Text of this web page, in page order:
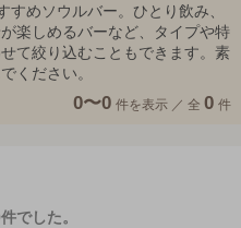
めソウルバー。ひとり飲み、
楽しめるバーなど、タイプや特
て絞り込むこともできます。素
ください。
0〜0 件を表示 ／ 全 0 件
でした。